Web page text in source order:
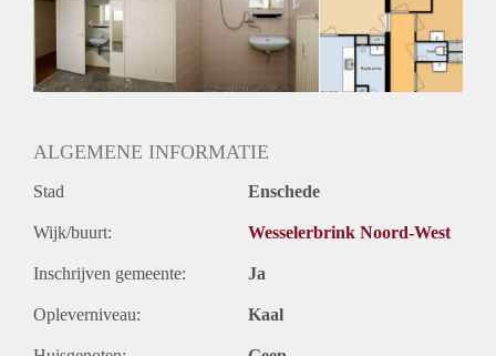
ALGEMENE INFORMATIE
Stad Enschede
Wijk/buurt: Wesselerbrink Noord-West
Inschrijven gemeente: Ja
Opleverniveau: Kaal